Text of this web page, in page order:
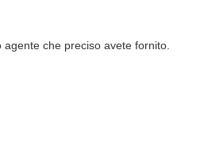
che preciso avete fornito.